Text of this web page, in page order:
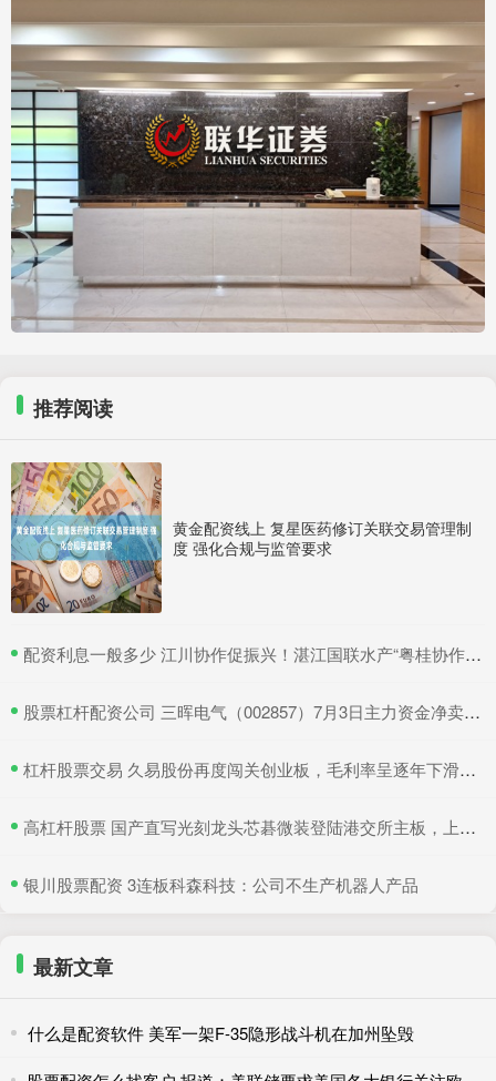
推荐阅读
黄金配资线上 复星医药修订关联交易管理制
度 强化合规与监管要求
​配资利息一般多少 江川协作促振兴！湛江国联水产“粤桂协作帮扶车间”在吴川揭牌
​股票杠杆配资公司 三晖电气（002857）7月3日主力资金净卖出820.19万元
​杠杆股票交易 久易股份再度闯关创业板，毛利率呈逐年下滑趋势，实控人夫妇持股逾六成
​高杠杆股票 国产直写光刻龙头芯碁微装登陆港交所主板，上市首日股价翻倍
​银川股票配资 3连板科森科技：公司不生产机器人产品
最新文章
什么是配资软件 美军一架F-35隐形战斗机在加州坠毁